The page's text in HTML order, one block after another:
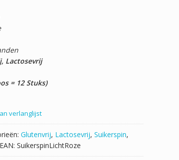
Lactosevrij
= 12 Stuks)
verlanglijst
Glutenvrij, Lactosevrij, Suikerspin,
EAN: SuikerspinLichtRoze